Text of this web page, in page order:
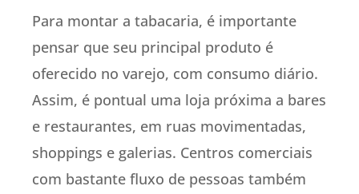
Para montar a tabacaria, é importante
pensar que seu principal produto é
oferecido no varejo, com consumo diário.
Assim, é pontual uma loja próxima a bares
e restaurantes, em ruas movimentadas,
shoppings e galerias. Centros comerciais
com bastante fluxo de pessoas também